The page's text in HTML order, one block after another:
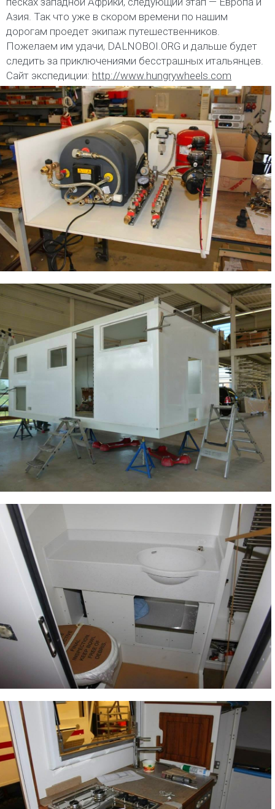
Азия. Так что уже в скором времени по нашим
дорогам проедет экипаж путешественников.
Пожелаем им удачи, DALNOBOI.ORG и дальше будет
следить за приключениями бесстрашных итальянцев.
Сайт экспедиции: http://www.hungrywheels.com